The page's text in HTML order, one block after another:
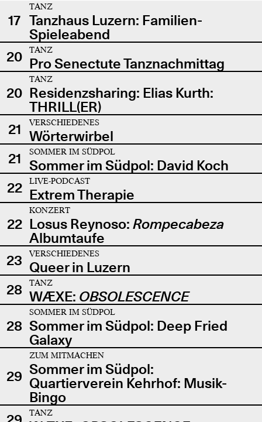
17
TANZ
Tanzhaus Luzern: Familien-
Spieleabend
20
TANZ
Pro Senectute Tanznachmittag
20
TANZ
Residenzsharing: Elias Kurth:
THRILL(ER)
21
VERSCHIEDENES
Wörterwirbel
21
SOMMER IM SÜDPOL
Sommer im Südpol: David Koch
22
LIVE-PODCAST
Extrem Therapie
22
KONZERT
Losus Reynoso: Rompecabeza
Albumtaufe
23
VERSCHIEDENES
Queer in Luzern
28
TANZ
WÆXE: OBSOLESCENCE
28
SOMMER IM SÜDPOL
Sommer im Südpol: Deep Fried
Galaxy
29
ZUM MITMACHEN
Sommer im Südpol:
Quartierverein Kehrhof: Musik-
Bingo
TANZ